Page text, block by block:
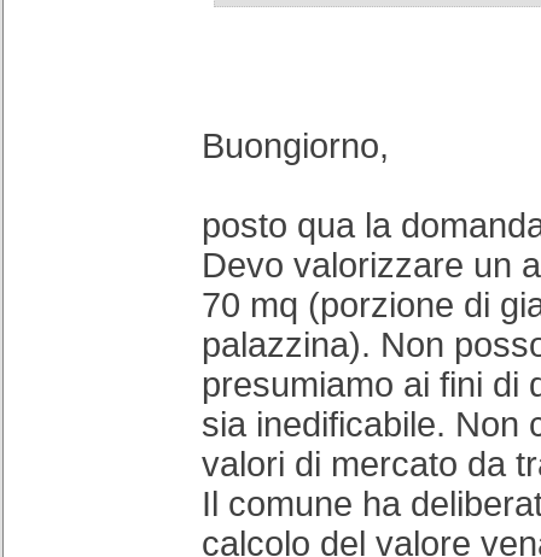
Buongiorno,
posto qua la
Devo valorizzare un
70 mq (porzione di
palazzina). Non
presumiamo ai fini di
sia inedificabile. Non
valori di mercato da
Il comune ha
calcolo del valore